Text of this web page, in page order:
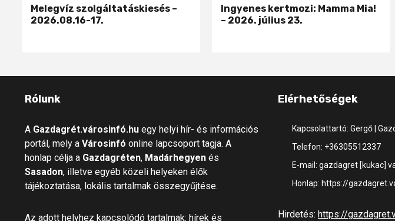
Melegvíz szolgáltatáskiesés –
2026.08.16-17.
Ingyenes kertmozi: Mamma Mia!
– 2026. július 23.
Rólunk
A Gazdagrét.városinfó.hu egy helyi hír- és információs
portál, mely a Városinfó online lapcsoport tagja. A
honlap célja a Gazdagréten, Madárhegyen és
Sasadon, illetve egyéb közeli helyeken élők
tájékoztatása, lokális tartalmak összegyűjtése.
Az adott helyhez kapcsolódó tartalmak: hírek és
Elérhetőségek
Kapcsolattartó: Gergő |
Telefon: +36305512337
E-mail: gazdagret [kukac]
Honlap: https://
Hirdetés: https://